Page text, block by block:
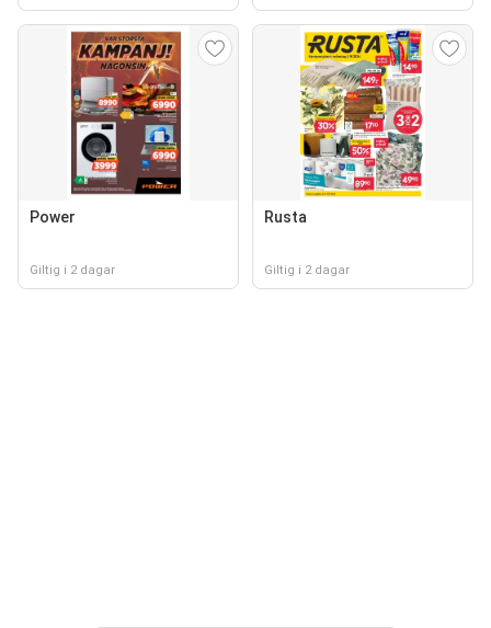
Power
Giltig i 2 dagar
Rusta
Giltig i 2 dagar